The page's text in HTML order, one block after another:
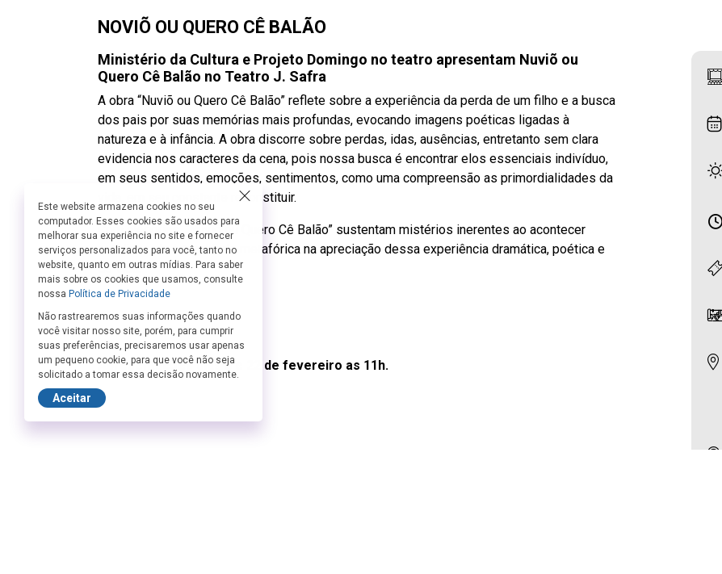
NOVIÕ OU QUERO CÊ BALÃO
Ministério da Cultura e Projeto Domingo no teatro apresentam Nuviõ ou
Quero Cê Balão no Teatro J. Safra
A obra “Nuviõ ou Quero Cê Balão” reflete sobre a experiência da perda de um filho e a busca
dos pais por suas memórias mais profundas, evocando imagens poéticas ligadas à
natureza e à infância. A obra discorre sobre perdas, idas, ausências, entretanto sem clara
evidencia nos caracteres da cena, pois nossa busca é encontrar elos essenciais indivíduo,
em seus sentidos, emoções, sentimentos, como uma compreensão as primordialidades da
vida, em seu constante reconstituir.
Com alegorias, “Nuviõ ou Quero Cê Balão” sustentam mistérios inerentes ao acontecer
cotidiano, de integridade metafórica na apreciação dessa experiência dramática, poética e
de vida.
Apresentações dias 8 e 22 de fevereiro as 11h.
Este website armazena cookies no seu
computador. Esses cookies são usados para
melhorar sua experiência no site e fornecer
serviços personalizados para você, tanto no
website, quanto em outras mídias. Para saber
mais sobre os cookies que usamos, consulte
nossa Política de Privacidade
Não rastrearemos suas informações quando
você visitar nosso site, porém, para cumprir
suas preferências, precisaremos usar apenas
um pequeno cookie, para que você não seja
solicitado a tomar essa decisão novamente.
Aceitar